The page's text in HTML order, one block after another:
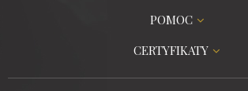
POMOC
CERTYFIKATY